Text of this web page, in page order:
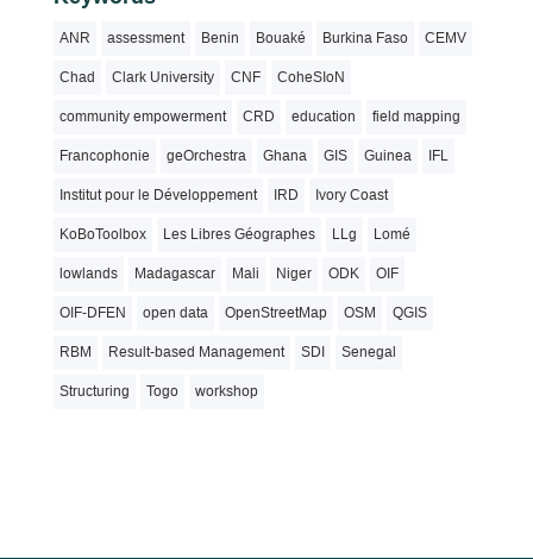
ANR assessment Benin Bouaké Burkina Faso CEMV
Chad Clark University CNF CoheSIoN
community empowerment CRD education field mapping
Francophonie geOrchestra Ghana GIS Guinea IFL
Institut pour le Développement IRD Ivory Coast
KoBoToolbox Les Libres Géographes LLg Lomé
lowlands Madagascar Mali Niger ODK OIF
OIF-DFEN open data OpenStreetMap OSM QGIS
RBM Result-based Management SDI Senegal
Structuring Togo workshop